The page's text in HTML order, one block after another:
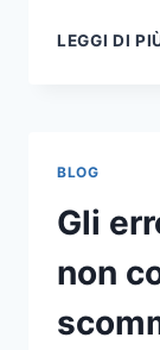
LEGGI DI
BLOG
Gli
non